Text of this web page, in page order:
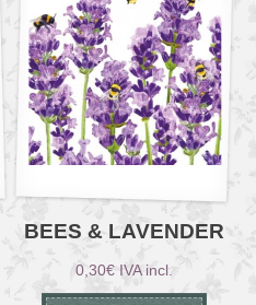
BEES & LAVENDER
0,30€ IVA incl.